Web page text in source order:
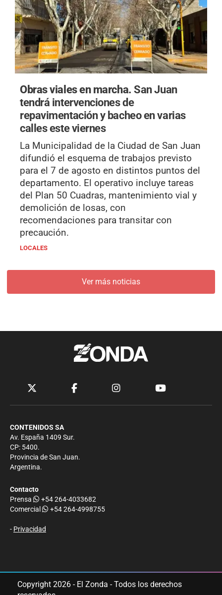
Obras viales en marcha.San Juan
tendrá intervenciones de
repavimentación y bacheo en varias
calles este viernes
La Municipalidad de la Ciudad de San Juan
difundió el esquema de trabajos previsto
para el 7 de agosto en distintos puntos del
departamento. El operativo incluye tareas
del Plan 50 Cuadras, mantenimiento vial y
demolición de losas, con
recomendaciones para transitar con
precaución.
LOCALES
Ver más noticias
CONTENIDOS SA
Av. España 1409 Sur.
CP: 5400.
Provincia de San Juan.
Argentina.
Contacto
Prensa
+54 264-4033682
Comercial
+54 264-4998755
- Privacidad
Copyright 2026 - El Zonda - Todos los derechos